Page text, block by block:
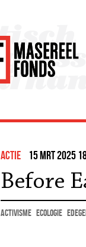
actie 15 mrt 2025
Before
activisme ecologie